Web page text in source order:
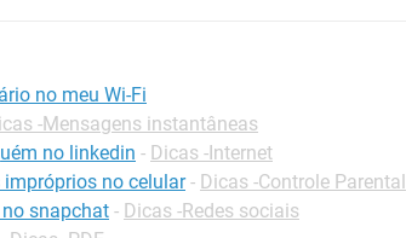
no meu Wi-Fi
-Mensagens instantâneas
no linkedin - Dicas -Internet
no celular - Dicas -Controle Parental
snapchat - Dicas -Redes sociais